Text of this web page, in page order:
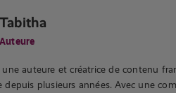
Tabitha
Auteure
auteure et créatrice de contenu
depuis plusieurs années. Avec une